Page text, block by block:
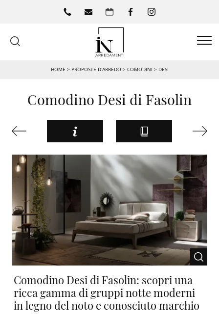
HOME > PROPOSTE D’ARREDO> COMODINI > DESI
Comodino Desi di Fasolin
Comodino Desi di Fasolin: scopri una
ricca gamma di gruppi notte moderni
in legno del noto e conosciuto marchio